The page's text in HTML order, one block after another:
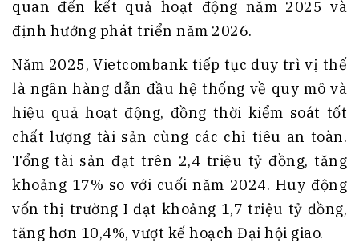
quan đến kết quả hoạt động năm 2025 và
định hướng phát triển năm 2026.
Năm 2025, Vietcombank tiếp tục duy trì vị thế
là ngân hàng dẫn đầu hệ thống về quy mô và
hiệu quả hoạt động, đồng thời kiểm soát tốt
chất lượng tài sản cùng các chỉ tiêu an toàn.
Tổng tài sản đạt trên 2,4 triệu tỷ đồng, tăng
khoảng 17% so với cuối năm 2024. Huy động
vốn thị trường I đạt khoảng 1,7 triệu tỷ đồng,
tăng hơn 10,4%, vượt kế hoạch Đại hội giao.